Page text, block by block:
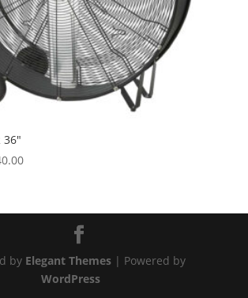
36″
Plage
$52.00
by Elegant Themes| Powered by
WordPress